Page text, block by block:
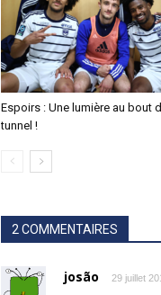
Espoirs : Une lumière au bout
tunnel !
2 COMMENTAIRES
josão 29 juillet